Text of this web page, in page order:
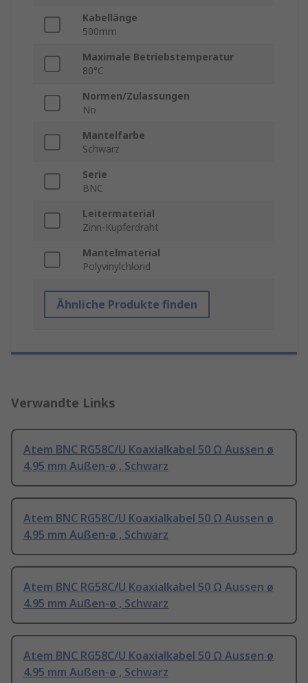
Kabellänge
500mm
Maximale Betriebstemperatur
80°C
Normen/Zulassungen
No
Mantelfarbe
Schwarz
Serie
BNC
Leitermaterial
Zinn-Kupferdraht
Mantelmaterial
Polyvinylchlorid
Ähnliche Produkte finden
Verwandte Links
Atem BNC RG58C/U Koaxialkabel 50 Ω Aussen ø
4.95 mm Außen-ø , Schwarz
Atem BNC RG58C/U Koaxialkabel 50 Ω Aussen ø
4.95 mm Außen-ø , Schwarz
Atem BNC RG58C/U Koaxialkabel 50 Ω Aussen ø
4.95 mm Außen-ø , Schwarz
Atem BNC RG58C/U Koaxialkabel 50 Ω Aussen ø
4.95 mm Außen-ø , Schwarz